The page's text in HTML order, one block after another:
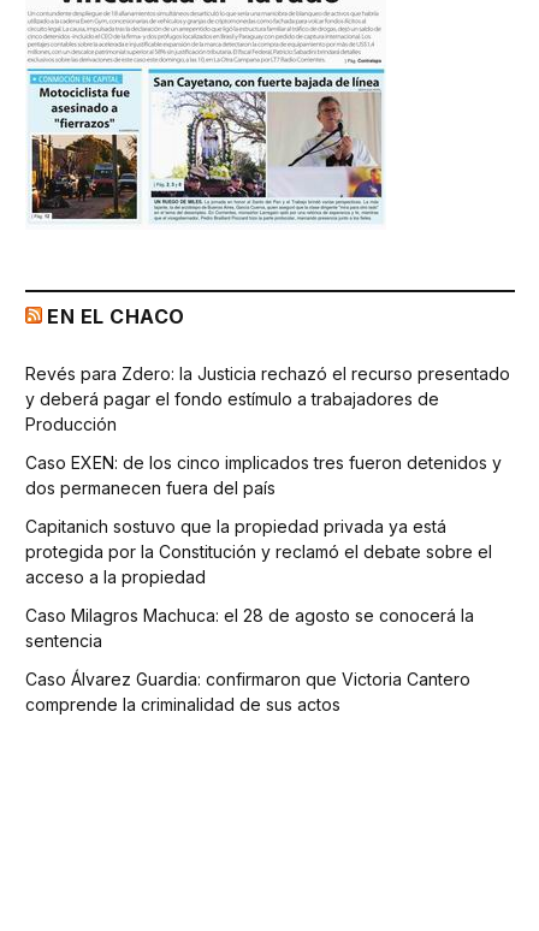
EN EL CHACO
Revés para Zdero: la Justicia rechazó el recurso presentado
y deberá pagar el fondo estímulo a trabajadores de
Producción
Caso EXEN: de los cinco implicados tres fueron detenidos y
dos permanecen fuera del país
Capitanich sostuvo que la propiedad privada ya está
protegida por la Constitución y reclamó el debate sobre el
acceso a la propiedad
Caso Milagros Machuca: el 28 de agosto se conocerá la
sentencia
Caso Álvarez Guardia: confirmaron que Victoria Cantero
comprende la criminalidad de sus actos